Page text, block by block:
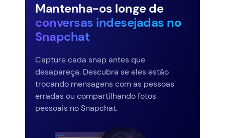
Mantenha-os longe de
conversas indesejadas no
Snapchat
Capture cada snap antes que
desapareça. Descubra se eles estão
trocando mensagens com as pessoas
erradas ou compartilhando fotos
pessoais no Snapchat.